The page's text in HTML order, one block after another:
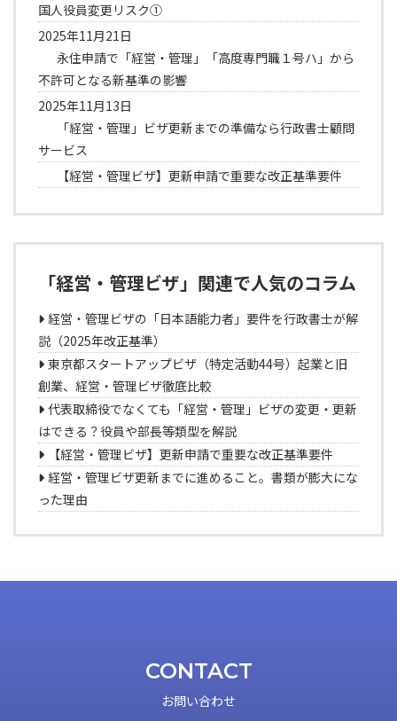
国人役員変更リスク①
2025年11月21日
永住申請で「経営・管理」「高度専門職１号ハ」から
不許可となる新基準の影響
2025年11月13日
「経営・管理」ビザ更新までの準備なら行政書士顧問
サービス
【経営・管理ビザ】更新申請で重要な改正基準要件
「経営・管理ビザ」関連で人気のコラム
経営・管理ビザの「日本語能力者」要件を行政書士が解
説（2025年改正基準）
東京都スタートアップビザ（特定活動44号）起業と旧
創業、経営・管理ビザ徹底比較
代表取締役でなくても「経営・管理」ビザの変更・更新
はできる？役員や部長等類型を解説
【経営・管理ビザ】更新申請で重要な改正基準要件
経営・管理ビザ更新までに進めること。書類が膨大にな
った理由
CONTACT
お問い合わせ